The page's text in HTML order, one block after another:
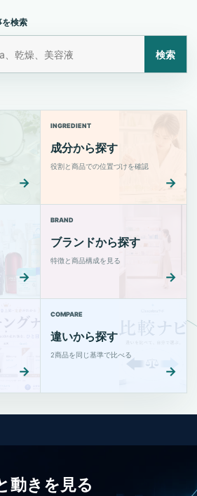
を検索
検索
→
INGREDIENT
成分から探す
役割と商品での位置づけを確認
→
→
BRAND
ブランドから探す
特徴と商品構成を見る
→
→
COMPARE
違いから探す
2商品を同じ基準で比べる
→
動きを見る